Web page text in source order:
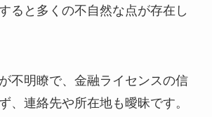
ると多くの不自然な点が存在し
不明瞭で、金融ライセンスの信
、連絡先や所在地も曖昧です。